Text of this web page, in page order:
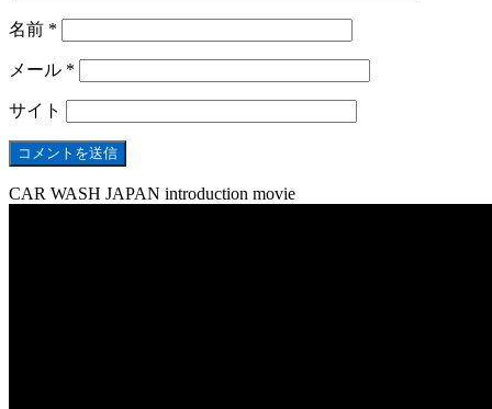
名前 *
メール *
サイト
CAR WASH JAPAN introduction movie